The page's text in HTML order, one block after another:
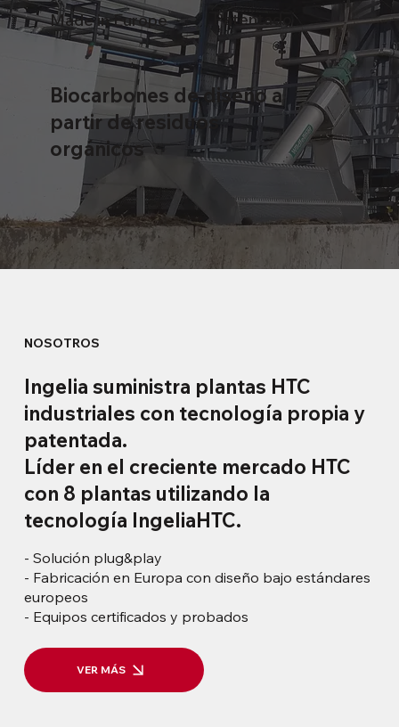
Made in Europe Patentado
Biocarbones de diseño a
partir de residuos
orgánicos
NOSOTROS
Ingelia suministra plantas HTC
industriales con tecnología propia y
patentada.
Líder en el creciente mercado HTC
con 8 plantas utilizando la
tecnología IngeliaHTC.
- Solución plug&play
- Fabricación en Europa con diseño bajo estándares
europeos
- Equipos certificados y probados
VER MÁS